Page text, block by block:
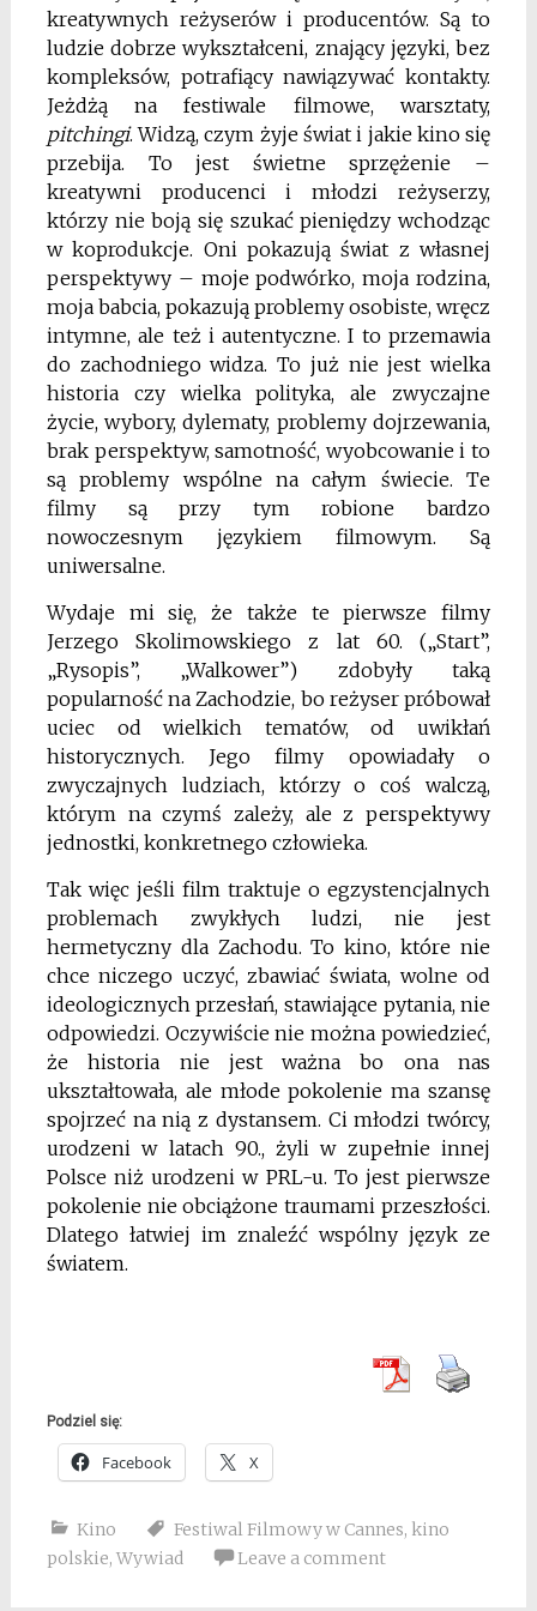
kreatywnych reżyserów i producentów. Są to
ludzie dobrze wykształceni, znający języki, bez
kompleksów, potrafiący nawiązywać kontakty.
Jeżdżą na festiwale filmowe, warsztaty,
pitchingi. Widzą, czym żyje świat i jakie kino się
przebija. To jest świetne sprzężenie –
kreatywni producenci i młodzi reżyserzy,
którzy nie boją się szukać pieniędzy wchodząc
w koprodukcje. Oni pokazują świat z własnej
perspektywy – moje podwórko, moja rodzina,
moja babcia, pokazują problemy osobiste, wręcz
intymne, ale też i autentyczne. I to przemawia
do zachodniego widza. To już nie jest wielka
historia czy wielka polityka, ale zwyczajne
życie, wybory, dylematy, problemy dojrzewania,
brak perspektyw, samotność, wyobcowanie i to
są problemy wspólne na całym świecie. Te
filmy są przy tym robione bardzo
nowoczesnym językiem filmowym. Są
uniwersalne.
Wydaje mi się, że także te pierwsze filmy
Jerzego Skolimowskiego z lat 60. („Start”,
„Rysopis”, „Walkower”) zdobyły taką
popularność na Zachodzie, bo reżyser próbował
uciec od wielkich tematów, od uwikłań
historycznych. Jego filmy opowiadały o
zwyczajnych ludziach, którzy o coś walczą,
którym na czymś zależy, ale z perspektywy
jednostki, konkretnego człowieka.
Tak więc jeśli film traktuje o egzystencjalnych
problemach zwykłych ludzi, nie jest
hermetyczny dla Zachodu. To kino, które nie
chce niczego uczyć, zbawiać świata, wolne od
ideologicznych przesłań, stawiające pytania, nie
odpowiedzi. Oczywiście nie można powiedzieć,
że historia nie jest ważna bo ona nas
ukształtowała, ale młode pokolenie ma szansę
spojrzeć na nią z dystansem. Ci młodzi twórcy,
urodzeni w latach 90., żyli w zupełnie innej
Polsce niż urodzeni w PRL-u. To jest pierwsze
pokolenie nie obciążone traumami przeszłości.
Dlatego łatwiej im znaleźć wspólny język ze
światem.
Podziel się:
Facebook X
Kino Festiwal Filmowy w Cannes, kino
polskie, Wywiad Leave a comment